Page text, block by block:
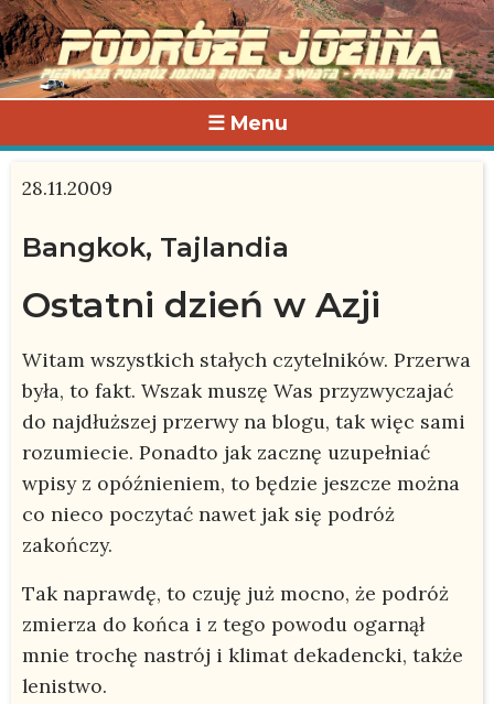
☰ Menu
28.11.2009
Bangkok, Tajlandia
Ostatni dzień w Azji
Witam wszystkich stałych czytelników. Przerwa
była, to fakt. Wszak muszę Was przyzwyczajać
do najdłuższej przerwy na blogu, tak więc sami
rozumiecie. Ponadto jak zacznę uzupełniać
wpisy z opóźnieniem, to będzie jeszcze można
co nieco poczytać nawet jak się podróż
zakończy.
Tak naprawdę, to czuję już mocno, że podróż
zmierza do końca i z tego powodu ogarnął
mnie trochę nastrój i klimat dekadencki, także
lenistwo.